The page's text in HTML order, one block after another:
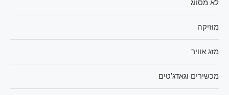
לא מסווג
מוזיקה
מזג אוויר
מכשירים וגאדג'טים